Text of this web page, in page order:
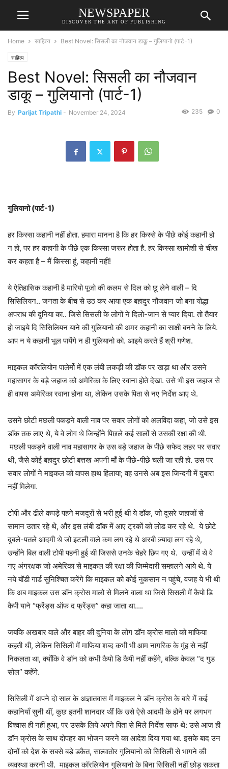
NEWSPAPER
DISCOVER THE ART OF PUBLISHING
Home साहित्य Best Novel: सिसली का नौजवान डाकू – गुलियानो (पार्ट-1)
साहित्य
Best Novel: सिसली का नौजवान
डाकू – गुलियानो (पार्ट-1)
By Parijat Tripathi - November 24, 2024 0
235
गुलियानो (पार्ट-1)
हर किस्सा कहानी नहीं होता. हमारा मानना है कि हर किस्से के पीछे कोई कहानी हो
न हो, पर हर कहानी के पीछे एक किस्सा जरूर होता है. हर किस्सा खामोशी से चीख
कर कहता है – मैं किस्सा हूं, कहानी नहीं!
ये ऐतिहासिक कहानी है मारियो पूजो की कलम से दिल को छू लेने वाली – दि
सिसिलियन.. जनता के बीच से उठ कर आया एक बहादुर नौजवान जो बना योद्धा
अपराध की दुनिया का.. जिसे सिसली के लोगों ने दिलो-जान से प्यार दिया. तो तैयार
हो जाइये दि सिसिलियन याने की गुलियानो की अमर कहानी का साक्षी बनने के लिये.
आप न ये कहानी भूल पायेंगे न ही गुलियानो को. आइये करते हैं श्री गणेश.
माइकल कॉरलियोन पालेर्मो में एक लंबी लकड़ी की डॉक पर खड़ा था और उसने
महासागर के बड़े जहाज को अमेरिका के लिए रवाना होते देखा. उसे भी इस जहाज से
ही वापस अमेरिका रवाना होना था, लेकिन उसके पिता से नए निर्देश आए थे.
उसने छोटी मछली पकड़ने वाली नाव पर सवार लोगों को अलविदा कहा, जो उसे इस
डॉक तक लाए थे, ये वे लोग थे जिन्होंने पिछले कई सालों से उसकी रक्षा की थी.
मछली पकड़ने वाली नाव महासागर के उस बड़े जहाज के पीछे सफेद लहर पर सवार
थी, जैसे कोई बहादुर छोटी बत्तख अपनी माँ के पीछे-पीछे चली जा रही हो. उस पर
सवार लोगों ने माइकल को वापस हाथ हिलाया; वह उनसे अब इस जिन्दगी में दुबारा
नहीं मिलेगा.
टोपी और ढीले कपड़े पहने मजदूरों से भरी हुई थी ये डॉक, जो दूसरे जहाजों से
सामान उतार रहे थे, और इस लंबी डॉक में आए ट्रकों को लोड कर रहे थे. ये छोटे
दुबले-पतले आदमी थे जो इटली वाले कम लग रहे थे अरबी ज़्यादा लग रहे थे,
उन्होंने बिल वाली टोपी पहनी हुई थी जिससे उनके चेहरे छिप गए थे. उन्हीं में थे वे
नए अंगरक्षक जो अमेरिका से माइकल की रक्षा की जिम्मेदारी सम्हालने आये थे. ये
नये बॉडी गार्ड सुनिश्चित करेंगे कि माइकल को कोई नुकसान न पहुंचे, वजह ये भी थी
कि अब माइकल उस डॉन क्रोस मालो से मिलने वाला था जिसे सिसली में कैपो डि
कैपी याने “फ्रेंड्स ऑफ द फ्रेंड्स” कहा जाता था….
जबकि अखबार वाले और बाहर की दुनिया के लोग डॉन क्रोस मालो को माफिया
कहती थी, लेकिन सिसिली में माफिया शब्द कभी भी आम नागरिक के मुंह से नहीं
निकलता था, क्योंकि वे डॉन को कभी कैपो डि कैपी नहीं कहेंगे, बल्कि केवल “द गुड
सोल” कहेंगे.
सिसिली में अपने दो साल के अज्ञातवास में माइकल ने डॉन क्रोस के बारे में कई
कहानियाँ सुनी थीं, कुछ इतनी शानदार थीं कि उसे ऐसे आदमी के होने पर लगभग
विश्वास ही नहीं हुआ, पर उसके लिये अपने पिता से मिले निर्देश साफ थे: उसे आज ही
डॉन क्रोस के साथ दोपहर का भोजन करने का आदेश दिया गया था. इसके बाद उन
दोनों को देश के सबसे बड़े डकैत, साल्वातोर गुलियानो को सिसिली से भागने की
व्यवस्था करनी थी. माइकल कॉरलियोन गुलियानो के बिना सिसिली नहीं छोड़ सकता